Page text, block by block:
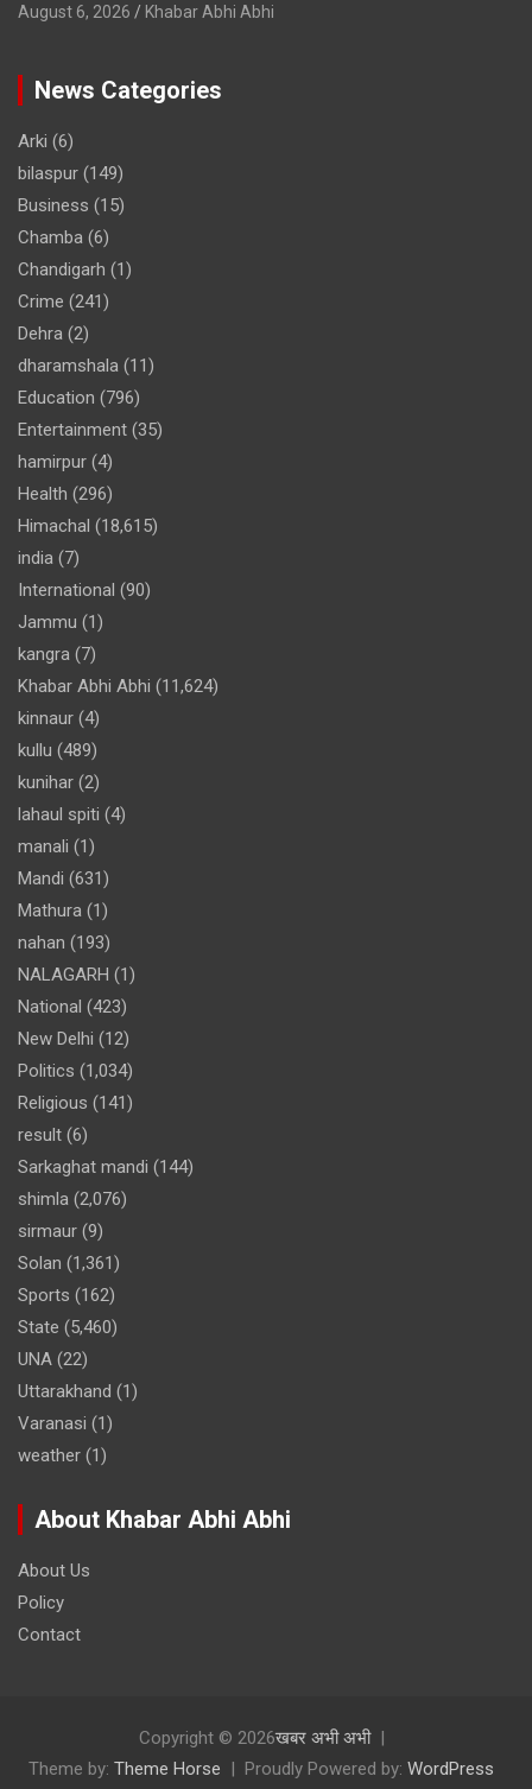
August 6, 2026 Khabar Abhi Abhi
News Categories
Arki (6)
bilaspur (149)
Business (15)
Chamba (6)
Chandigarh (1)
Crime (241)
Dehra (2)
dharamshala (11)
Education (796)
Entertainment (35)
hamirpur (4)
Health (296)
Himachal (18,615)
india (7)
International (90)
Jammu (1)
kangra (7)
Khabar Abhi Abhi (11,624)
kinnaur (4)
kullu (489)
kunihar (2)
lahaul spiti (4)
manali (1)
Mandi (631)
Mathura (1)
nahan (193)
NALAGARH (1)
National (423)
New Delhi (12)
Politics (1,034)
Religious (141)
result (6)
Sarkaghat mandi (144)
shimla (2,076)
sirmaur (9)
Solan (1,361)
Sports (162)
State (5,460)
UNA (22)
Uttarakhand (1)
Varanasi (1)
weather (1)
About Khabar Abhi Abhi
About Us
Policy
Contact
Copyright © 2026खबर अभी अभी
Theme by: Theme Horse Proudly Powered by: WordPress